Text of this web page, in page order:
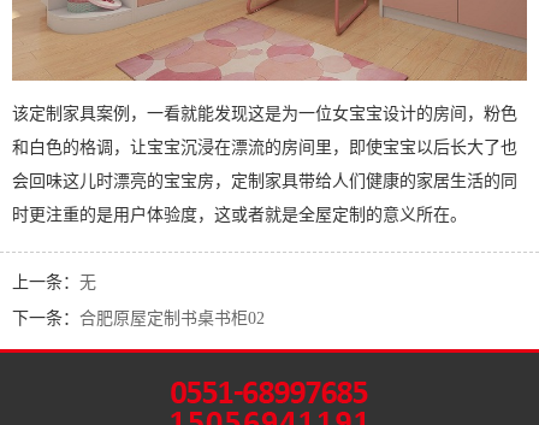
该定制家具案例，一看就能发现这是为一位女宝宝设计的房间，粉色
和白色的格调，让宝宝沉浸在漂流的房间里，即使宝宝以后长大了也
会回味这儿时漂亮的宝宝房，定制家具带给人们健康的家居生活的同
时更注重的是用户体验度，这或者就是全屋定制的意义所在。
上一条： 无
下一条： 合肥原屋定制书桌书柜02